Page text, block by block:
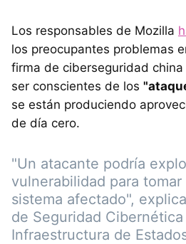
Los responsables de Mozilla
los preocupantes problemas
firma de ciberseguridad
ser conscientes de los
se están produciendo
de día cero.
"Un atacante podría
vulnerabilidad para
sistema afectado",
de Seguridad
Infraestructura de